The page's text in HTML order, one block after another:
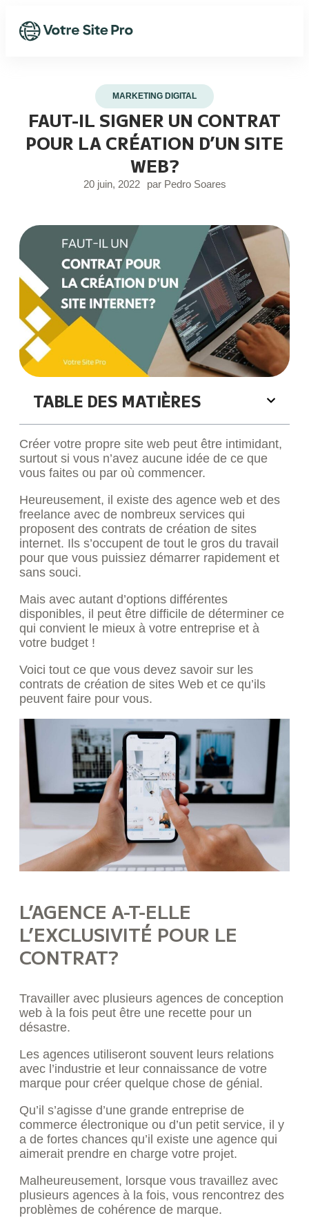
MARKETING DIGITAL
FAUT-IL SIGNER UN CONTRAT
POUR LA CRÉATION D’UN SITE
WEB?
20 juin, 2022 par Pedro Soares
TABLE DES MATIÈRES
Créer votre propre site web peut être intimidant,
surtout si vous n’avez aucune idée de ce que
vous faites ou par où commencer.
Heureusement, il existe des agence web et des
freelance avec de nombreux services qui
proposent des contrats de création de sites
internet. Ils s’occupent de tout le gros du travail
pour que vous puissiez démarrer rapidement et
sans souci.
Mais avec autant d’options différentes
disponibles, il peut être difficile de déterminer ce
qui convient le mieux à votre entreprise et à
votre budget !
Voici tout ce que vous devez savoir sur les
contrats de création de sites Web et ce qu’ils
peuvent faire pour vous.
L’AGENCE A-T-ELLE
L’EXCLUSIVITÉ POUR LE
CONTRAT?
Travailler avec plusieurs agences de conception
web à la fois peut être une recette pour un
désastre.
Les agences utiliseront souvent leurs relations
avec l’industrie et leur connaissance de votre
marque pour créer quelque chose de génial.
Qu’il s’agisse d’une grande entreprise de
commerce électronique ou d’un petit service, il y
a de fortes chances qu’il existe une agence qui
aimerait prendre en charge votre projet.
Malheureusement, lorsque vous travaillez avec
plusieurs agences à la fois, vous rencontrez des
problèmes de cohérence de marque.